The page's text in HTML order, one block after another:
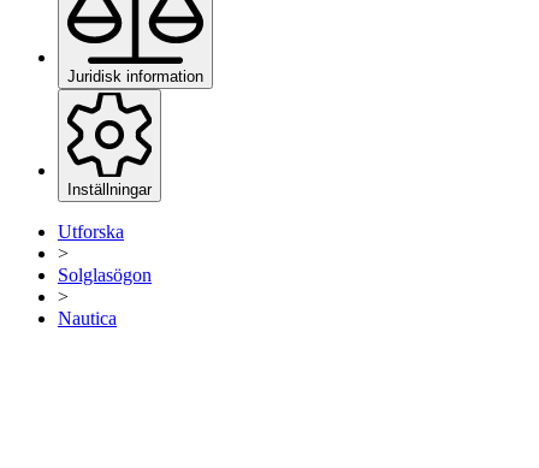
Juridisk information
Inställningar
Utforska
>
Solglasögon
>
Nautica